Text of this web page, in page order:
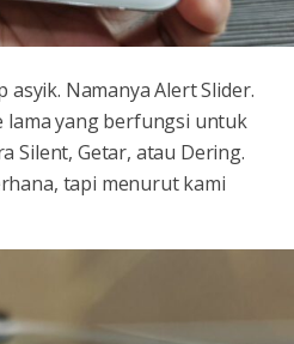
Namanya Alert Slider.
lama yang berfungsi untuk
Silent, Getar, atau Dering.
tapi menurut kami